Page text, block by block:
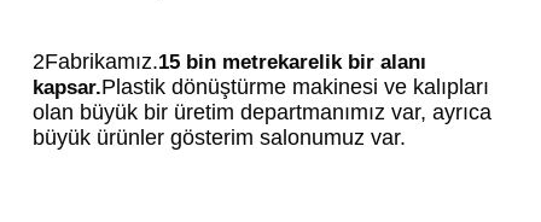
2Fabrikamız.15 bin metrekarelik bir alanı
kapsar.Plastik dönüştürme makinesi ve kalıpları
olan büyük bir üretim departmanımız var, ayrıca
büyük ürünler gösterim salonumuz var.